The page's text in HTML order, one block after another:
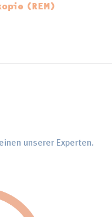
(REM)
unserer Experten.